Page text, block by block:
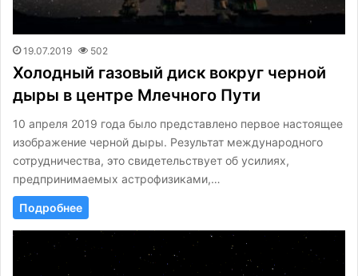
19.07.2019 502
Холодный газовый диск вокруг черной
дыры в центре Млечного Пути
10 апреля 2019 года было представлено первое настоящее
изображение черной дыры. Результат международного
сотрудничества, это свидетельствует об усилиях,
предпринимаемых астрофизиками,…
Подробнее